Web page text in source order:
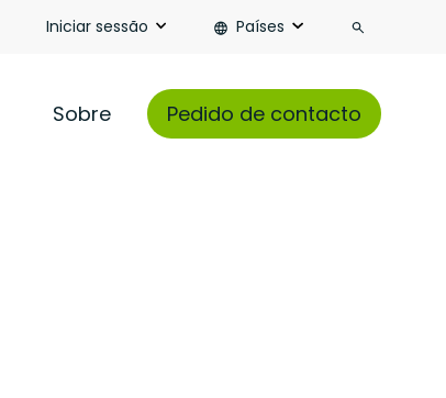
Iniciar sessão Países
Sobre Pedido de contacto